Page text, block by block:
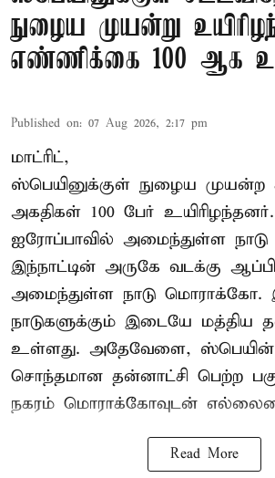
நுழைய முயன்று
எண்ணிக்கை 100 ஆக
Published on: 07 Aug 2026, 2:17 pm
மாட்ரிட்,
ஸ்பெயினுக்குள் நுழைய முயன்ற
அகதிகள் 100 பேர் உயிரிழந்தனர்.
ஐரோப்பாவில் அமைந்துள்ள நாடு
இந்நாட்டின் அருகே வடக்கு
அமைந்துள்ள நாடு மொராக்கோ.
நாடுகளுக்கும் இடையே மத்திய
உள்ளது. அதேவேளை, ஸ்பெயின்
சொந்தமான தன்னாட்சி பெற்ற
நகரம் மொராக்கோவுடன்
Read More